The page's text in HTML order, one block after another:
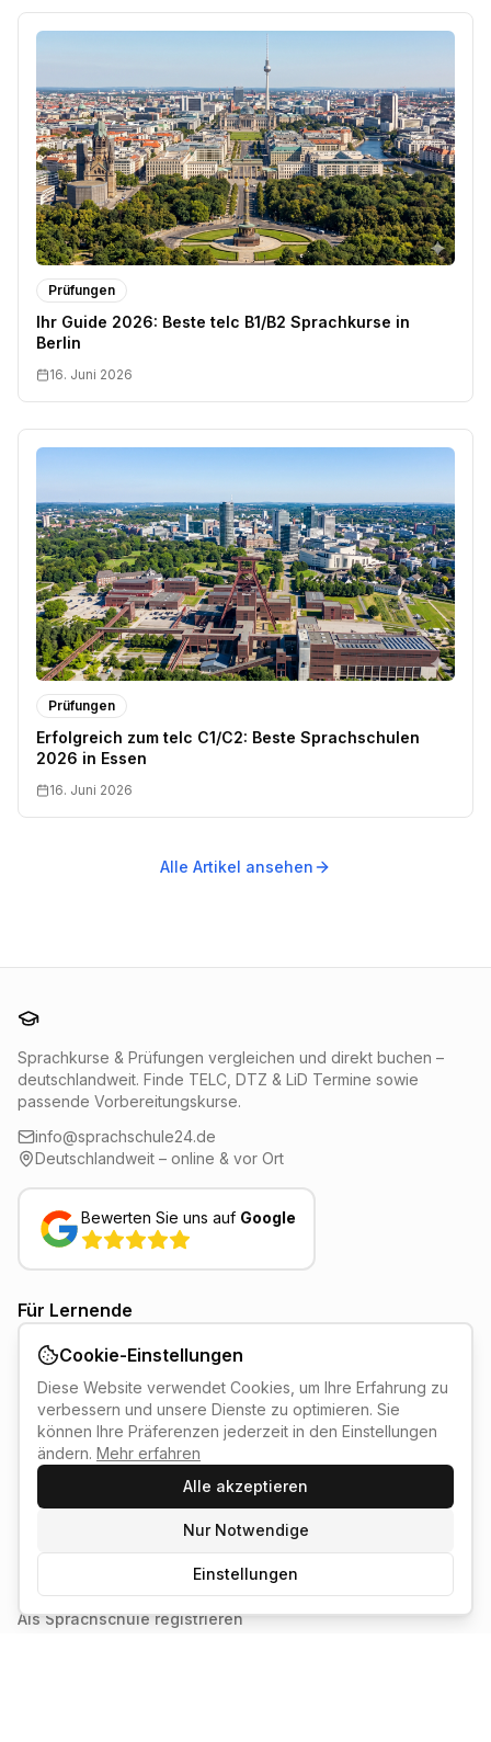
Prüfungen
Ihr Guide 2026: Beste telc B1/B2 Sprachkurse in
Berlin
16. Juni 2026
Prüfungen
Erfolgreich zum telc C1/C2: Beste Sprachschulen
2026 in Essen
16. Juni 2026
Alle Artikel ansehen
Sprachkurse & Prüfungen vergleichen und direkt buchen –
deutschlandweit. Finde TELC, DTZ & LiD Termine sowie
passende Vorbereitungskurse.
info@sprachschule24.de
Deutschlandweit – online & vor Ort
Bewerten Sie uns auf Google
Für Lernende
Deutschkurse finden (A1–C2)
Prüfungstermine (TELC, DTZ, LiD)
Sprachschulen in Deutschland
Infos zu TELC Deutsch (A1–C2 & C1 Hochschule)
Leben in Deutschland (LiD) – Ablauf & Vorbereitung
Integrationskurs (BAMF) – Anmeldung & Förderung
Für Sprachschulen
Als Sprachschule registrieren
Cookie-Einstellungen
Diese Website verwendet Cookies, um Ihre Erfahrung zu
verbessern und unsere Dienste zu optimieren. Sie
können Ihre Präferenzen jederzeit in den Einstellungen
ändern. Mehr erfahren
Einstellungen
Nur Notwendige
Alle akzeptieren